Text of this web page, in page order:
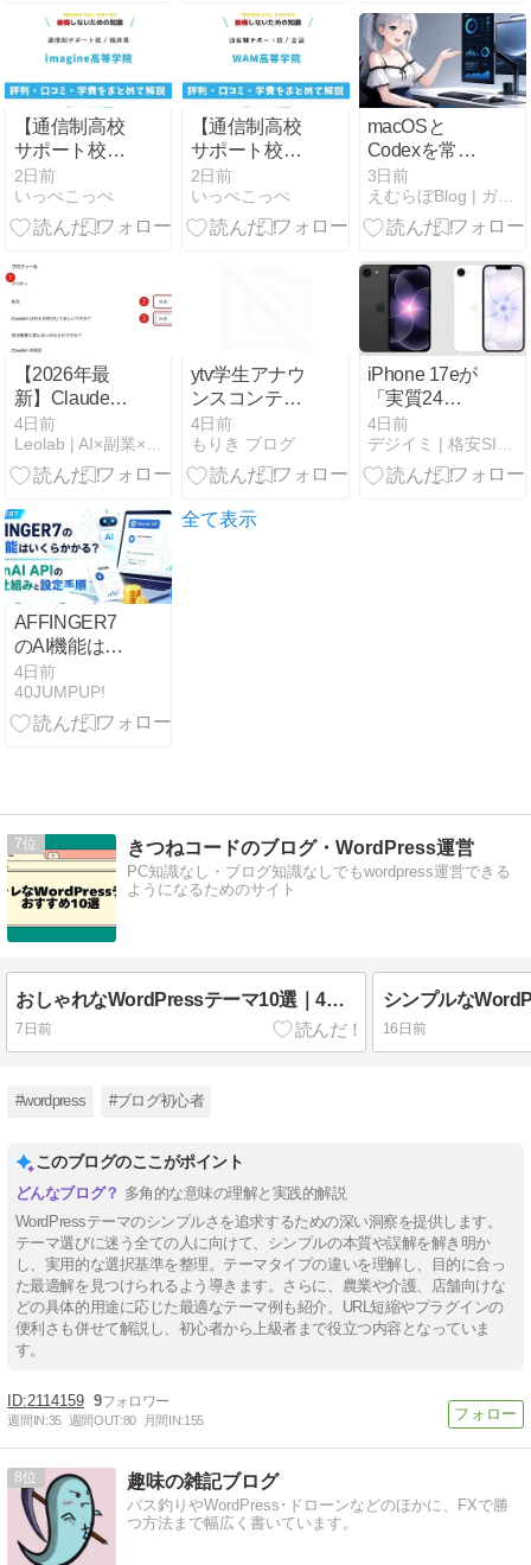
もゼロから確
実に収益化
無料でヒート
マップを導入
【通信制高校
サポート校】
imagine高等学
院の評判は？
学費・福井の
解説
2日前
いっぺこっぺ
【通信制高校
サポート校】
WAM高等学院
の評判は？学
費・メタバー
2日前
いっぺこっぺ
macOSと
Codexを常時
見守るMini
System
Monitor
3日前
えむらぼBlog | ガジェット諸々を探求するBlogです
【2026年最
新】Claudeの
名前を変更す
る方法｜呼ば
れ方だけ30秒
4日前
ytv学生アナウ
ンスコンテス
ト出身アナウ
ンサー一覧｜
歴代ファイナ
の所属局まと
4日前
もりき ブログ
iPhone 17eが
「実質24
円！」今が一
番コスパい
い！
4日前
AFFINGER7
のAI機能はい
くらかかる？
OpenAI APIの
料金仕組みと
4日前
40JUMPUP!
全て表示
7 きつねコードのブログ・WordPress運営
PC知識なし・ブログ知識なしでもwordpress運営できる
ようになるためのサイト
おしゃれなWordPressテーマ10選｜4つのテイスト別に厳選
7日前 16日前
#wordpress #ブログ初心者
このブログのここがポイント
多角的な意味の理解と実践的解説
WordPressテーマのシンプルさを追求するための深い洞察を提供します。
テーマ選びに迷う全ての人に向けて、シンプルの本質や誤解を解き明か
し、実用的な選択基準を整理。テーマタイプの違いを理解し、目的に合っ
た最適解を見つけられるよう導きます。さらに、農業や介護、店舗向けな
どの具体的用途に応じた最適なテーマ例も紹介。URL短縮やプラグインの
便利さも併せて解説し、初心者から上級者まで役立つ内容となっていま
す。
2114159 9
週間IN:35 週間OUT:80 月間IN:155
8 趣味の雑記ブログ
バス釣りやWordPress･ドローンなどのほかに、FXで勝
つ方法まで幅広く書いています。